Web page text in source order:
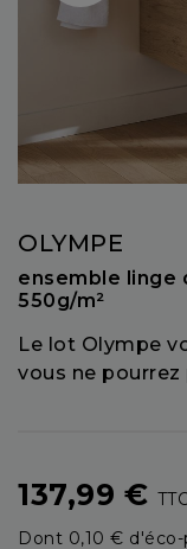
OLYMPE
ensemble linge
550g/m²
Le lot Olympe
vous ne pourrez
137,99 €
Dont 0,10 €